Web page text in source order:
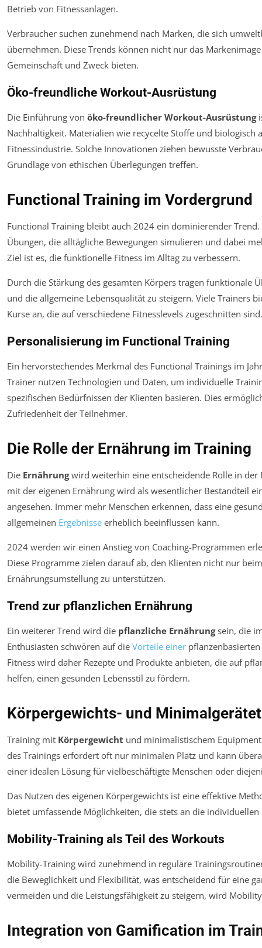
Betrieb von Fitnessanlagen.
Verbraucher suchen zunehmend nach Marken, die sich
übernehmen. Diese Trends können nicht nur das
Gemeinschaft und Zweck bieten.
Öko-freundliche Workout-Ausrüstung
Die Einführung von öko-freundlicher Workout-Ausrüstung
Nachhaltigkeit. Materialien wie recycelte Stoffe und biologisch
Fitnessindustrie. Solche Innovationen ziehen bewusste
Grundlage von ethischen Überlegungen treffen.
Functional Training im Vordergrund
Functional Training bleibt auch 2024 ein dominierender
Übungen, die alltägliche Bewegungen simulieren und dabei
Ziel ist es, die funktionelle Fitness im Alltag zu verbessern.
Durch die Stärkung des gesamten Körpers tragen funktionale
und die allgemeine Lebensqualität zu steigern. Viele Trainers
Kurse an, die auf verschiedene Fitnesslevels zugeschnitten sind.
Personalisierung im Functional Training
Ein hervorstechendes Merkmal des Functional Trainings im
Trainer nutzen Technologien und Daten, um individuelle
spezifischen Bedürfnissen der Klienten basieren. Dies
Zufriedenheit der Teilnehmer.
Die Rolle der Ernährung im Training
Die Ernährungwird weiterhin eine entscheidende Rolle in der
mit der eigenen Ernährung wird als wesentlicher Bestandteil
angesehen. Immer mehr Menschen erkennen, dass eine
allgemeinen Ergebnisse erheblich beeinflussen kann.
2024 werden wir einen Anstieg von Coaching-Programmen
Diese Programme zielen darauf ab, den Klienten nicht nur
Ernährungsumstellung zu unterstützen.
Trend zur pflanzlichen Ernährung
Ein weiterer Trend wird die pflanzliche Ernährungsein, die
Enthusiasten schwören auf die Vorteile einer
Fitness wird daher Rezepte und Produkte anbieten, die auf
helfen, einen gesunden Lebensstil zu fördern.
Körpergewichts- und
Training mit Körpergewicht und minimalistischem
des Trainings erfordert oft nur minimalen Platz und kann
einer idealen Lösung für vielbeschäftigte Menschen oder
Das Nutzen des eigenen Körpergewichts ist eine effektive
bietet umfassende Möglichkeiten, die stets an die
Mobility-Training als Teil des Workouts
Mobility-Training wird zunehmend in reguläre
die Beweglichkeit und Flexibilität, was entscheidend für eine
vermeiden und die Leistungsfähigkeit zu steigern, wird
Integration von Gamification im